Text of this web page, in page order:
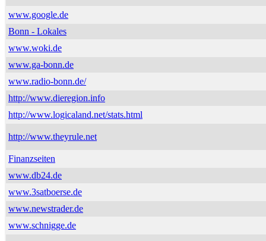
www.google.de
Bonn - Lokales
www.woki.de
www.ga-bonn.de
www.radio-bonn.de/
http://www.dieregion.info
http://www.logicaland.net/stats.html
http://www.theyrule.net
Finanzseiten
www.db24.de
www.3satboerse.de
www.newstrader.de
www.schnigge.de